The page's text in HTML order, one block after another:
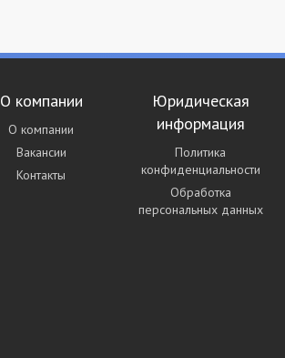
О компании
О компании
Вакансии
Контакты
Юридическая
информация
Политика
конфиденциальности
Обработка
персональных данных